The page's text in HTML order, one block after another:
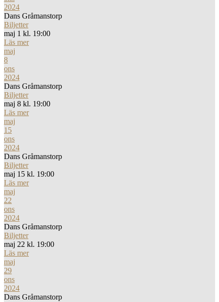
2024
Dans Gråmanstorp
Biljetter
maj 1 kl. 19:00
Läs mer
maj
8
ons
2024
Dans Gråmanstorp
Biljetter
maj 8 kl. 19:00
Läs mer
maj
15
ons
2024
Dans Gråmanstorp
Biljetter
maj 15 kl. 19:00
Läs mer
maj
22
ons
2024
Dans Gråmanstorp
Biljetter
maj 22 kl. 19:00
Läs mer
maj
29
ons
2024
Dans Gråmanstorp